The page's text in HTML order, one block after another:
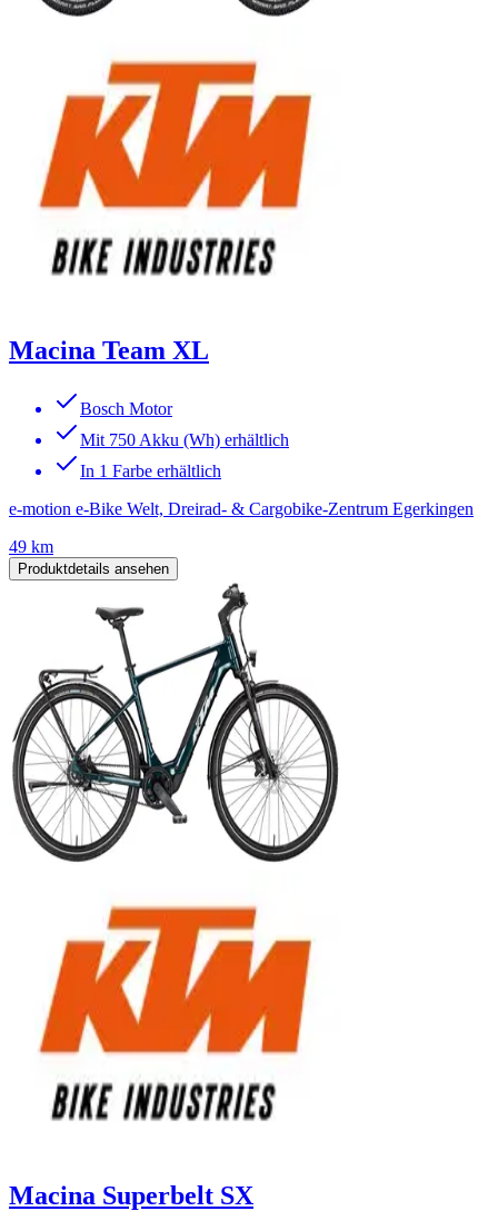
Macina Team XL
Bosch Motor
Mit 750 Akku (Wh) erhältlich
In 1 Farbe erhältlich
e-motion e-Bike Welt, Dreirad- & Cargobike-Zentrum Egerkingen
49 km
Produktdetails ansehen
Macina Superbelt SX